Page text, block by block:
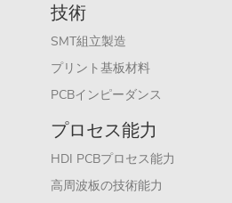
技術
SMT組立製造
プリント基板材料
PCBインピーダンス
プロセス能力
HDI PCBプロセス能力
高周波板の技術能力